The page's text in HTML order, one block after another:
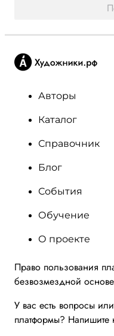
Авторы
Каталог
Справочник
Блог
События
Обучение
О проекте
Право пользования
безвозмездной
У вас есть вопросы
платформы? Напишите